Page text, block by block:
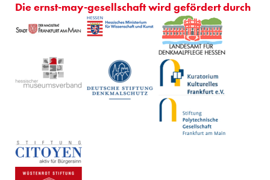
Die ernst-may-gesellschaft wird gefördert durch